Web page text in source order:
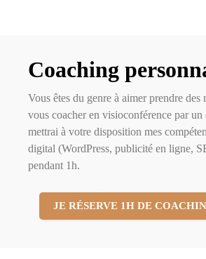
Coaching
Vous êtes du genre à aimer prendre des
vous coacher en visioconférence par un
mettrai à votre disposition mes
digital (WordPress, publicité en ligne,
pendant 1h.
JE RÉSERVE 1H DE